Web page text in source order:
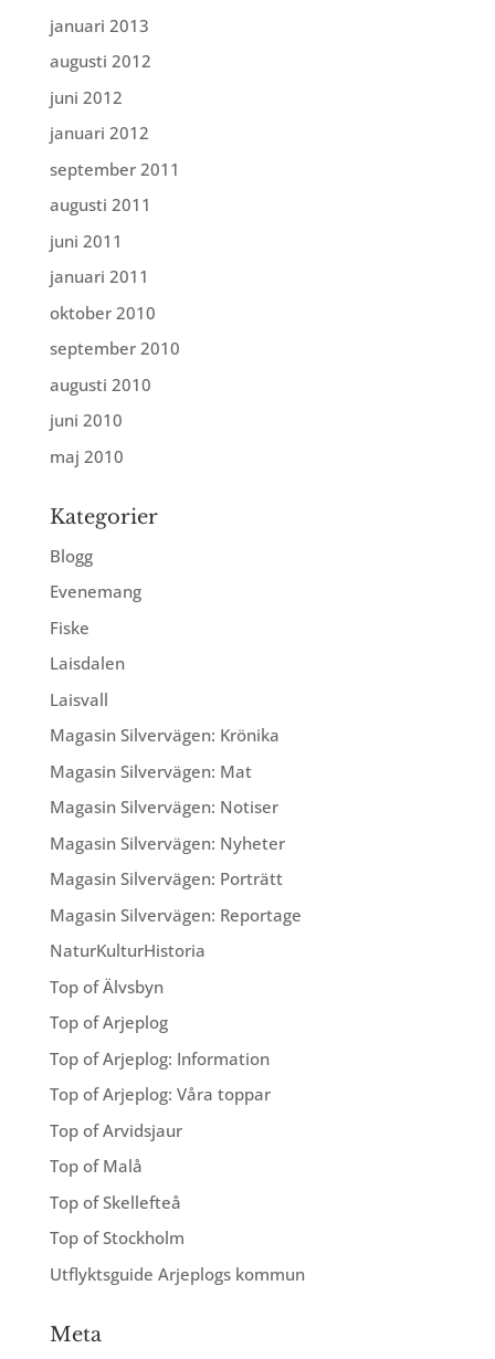
januari 2013
augusti 2012
juni 2012
januari 2012
september 2011
augusti 2011
juni 2011
januari 2011
oktober 2010
september 2010
augusti 2010
juni 2010
maj 2010
Kategorier
Blogg
Evenemang
Fiske
Laisdalen
Laisvall
Magasin Silvervägen: Krönika
Magasin Silvervägen: Mat
Magasin Silvervägen: Notiser
Magasin Silvervägen: Nyheter
Magasin Silvervägen: Porträtt
Magasin Silvervägen: Reportage
NaturKulturHistoria
Top of Älvsbyn
Top of Arjeplog
Top of Arjeplog: Information
Top of Arjeplog: Våra toppar
Top of Arvidsjaur
Top of Malå
Top of Skellefteå
Top of Stockholm
Utflyktsguide Arjeplogs kommun
Meta